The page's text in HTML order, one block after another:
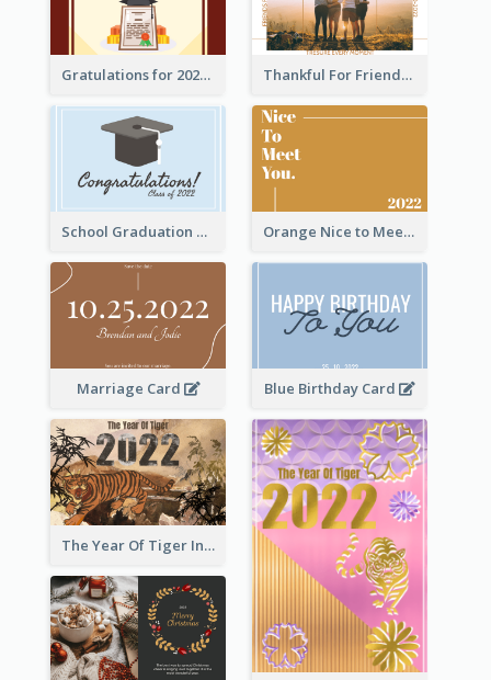
Gratulations for 2020 Graduation Greeting Card Thankful For Friendship Greeting Card
School Graduation Celebration Card Orange Nice to Meet You Greeting Card
Marriage Card Blue Birthday Card
The Year Of Tiger Ink Illustration New Year Greeting Card